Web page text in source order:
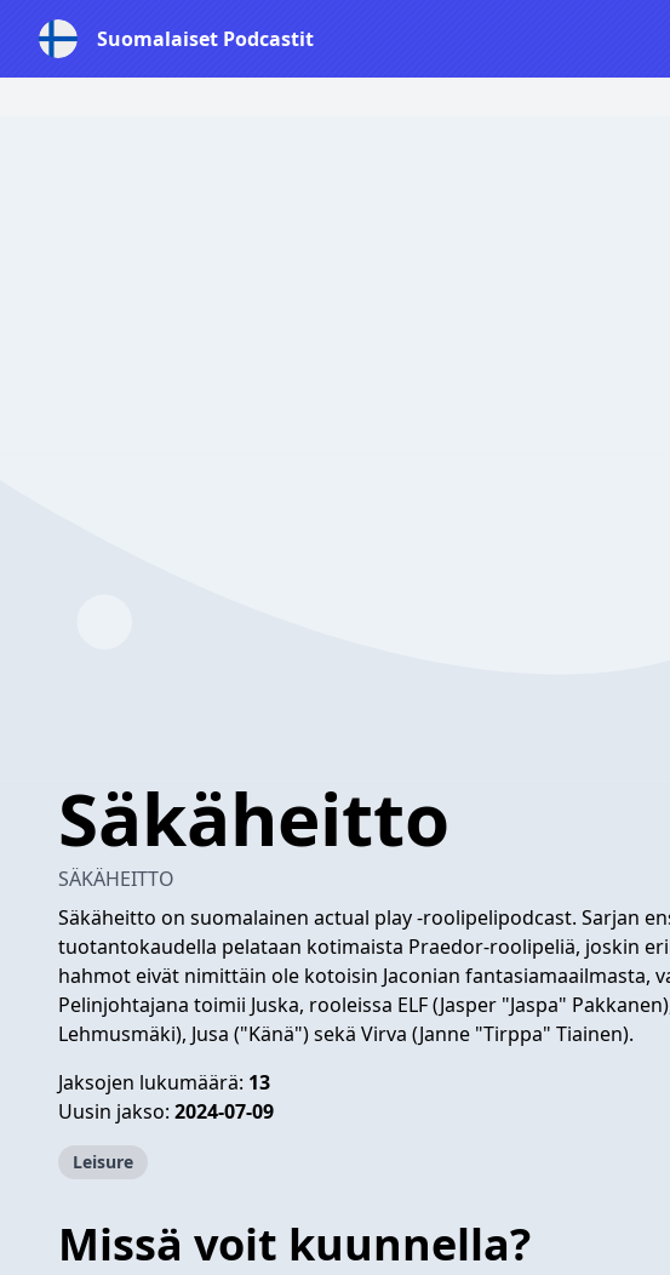
Suomalaiset Podcastit
Säkäheitto
SÄKÄHEITTO
Säkäheitto on suomalainen actual play -roolipelipodcast. Sarjan
tuotantokaudella pelataan kotimaista Praedor-roolipeliä, joskin
hahmot eivät nimittäin ole kotoisin Jaconian fantasiamaailmasta,
Pelinjohtajana toimii Juska, rooleissa ELF (Jasper "Jaspa"
Lehmusmäki), Jusa ("Känä") sekä Virva (Janne "Tirppa" Tiainen).
Jaksojen lukumäärä: 13
Uusin jakso: 2024-07-09
Leisure
Missä voit kuunnella?